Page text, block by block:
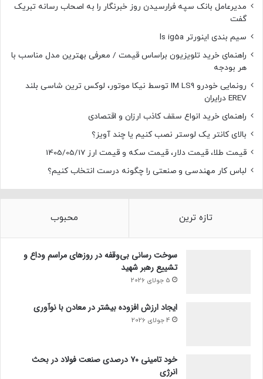
مدیرعامل بانک سپه فرارسیدن روز خبرنگار را به اصحاب رسانه تبریک
گفت
سیم بندی اینورتر ls ig5a
راهنمای خرید تلویزیون براساس قیمت / معرفی بهترین مدل مناسب با
هر بودجه
رونمایی خودرو IM LS9 توسط نیکا موتور، لوکس ترین شاسی بلند
EREV درایران
راهنمای خرید انواع سقف کاذب ارزان و اقتصادی
بالای کانتر یک لوستر نصب کنیم یا چند آویز؟
قیمت طلا، قیمت دلار، قیمت سکه و قیمت ارز 1405/05/17
لباس کار مهندسی و صنعتی را چگونه درست انتخاب کنیم؟
تازه ترین محبوب
سوخت رسانی بی‌وقفه در روز‌های مراسم وداع و
تشییع رهبر شهید
5 جولای 2026
ایجاد ارزش افزوده بیشتر در معادن با نوآوری
4 جولای 2026
خود تامینی ۷۰ درصدی صنعت فولاد در بحث
انرژی